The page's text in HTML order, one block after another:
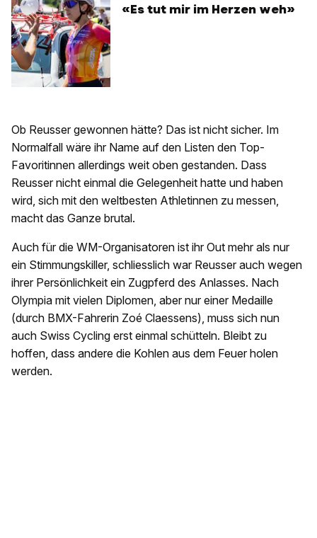
«Es tut mir im Herzen weh»
Ob Reusser gewonnen hätte? Das ist nicht sicher. Im
Normalfall wäre ihr Name auf den Listen den Top-
Favoritinnen allerdings weit oben gestanden. Dass
Reusser nicht einmal die Gelegenheit hatte und haben
wird, sich mit den weltbesten Athletinnen zu messen,
macht das Ganze brutal.
Auch für die WM-Organisatoren ist ihr Out mehr als nur
ein Stimmungskiller, schliesslich war Reusser auch wegen
ihrer Persönlichkeit ein Zugpferd des Anlasses. Nach
Olympia mit vielen Diplomen, aber nur einer Medaille
(durch BMX-Fahrerin Zoé Claessens), muss sich nun
auch Swiss Cycling erst einmal schütteln. Bleibt zu
hoffen, dass andere die Kohlen aus dem Feuer holen
werden.